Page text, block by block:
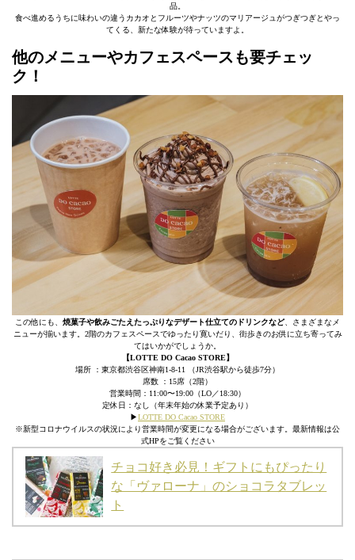
品。
食べ進めるうちに味わいの違うカカオとフルーツやナッツのマリアージュがつぎつぎとやっ
てくる、新たな体験が待っていますよ。
他のメニューやカフェスペースも要チェッ
ク！
この他にも、 焼菓子や飲みごたえたっぷりなデザート仕立てのドリンクなど、さまざまなメ
ニューが揃います。2階のカフェスペースでゆったり寛いだり、街歩きのお供に立ち寄ってみ
てはいかがでしょうか。
【LOTTE DO Cacao STORE】
場所 ：東京都渋谷区神南1-8-11 （JR渋谷駅から徒歩7分）
席数 ：15席（2階）
営業時間：11:00〜19:00（LO／18:30）
定休日：なし（年末年始の休業予定あり）
▶︎LOTTE DO Cacao STORE
※新型コロナウイルスの状況により営業時間が変更になる場合がございます。最新情報は公
式HPをご覧ください
チョコ好き必見！ギフトにもぴったり
な「ヴァローナ」のショコラタブレッ
ト